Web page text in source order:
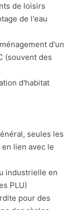
de loisirs
de l'eau
d'un
(souvent des
d'habitat
seules les
lien avec le
industrielle en
PLU)
pour des